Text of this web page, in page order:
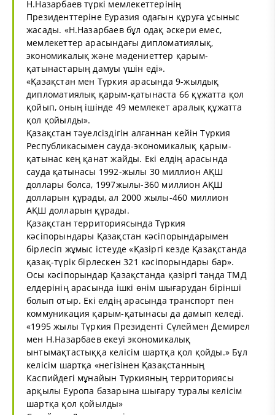
Н.Назарбаев түркі мемлекеттерінің
Президенттеріне Еуразия одағын құруға ұсыныс
жасады. «Н.Назарбаев бұл одақ әскери емес,
мемлекеттер арасындағы дипломатиялық,
экономикалық және мәдениеттер қарым-
қатынастарың дамуы үшін еді».
«Қазақстан мен Түркия арасында 9-жылдық
дипломатиялық қарым-қатынаста 66 құжатта қол
қойып, оның ішінде 49 мемлекет аралық құжатта
қол қойылды».
Қазақстан тәуелсіздігін алғаннан кейін Түркия
Республикасымен сауда-экономикалық қарым-
қатынас кең қанат жайды. Екі елдің арасында
сауда қатынасы 1992-жылы 30 миллион АҚШ
доллары болса, 1997жылы-360 миллион АҚШ
долларын құрады, ал 2000 жылы-460 миллион
АҚШ долларын құрады.
Қазақстан территориясында Түркия
кәсіпорындары Қазақстан кәсіпорындарымен
бірлесіп жұмыс істеуде «Қазіргі кезде Қазақстанда
қазақ-түрік бірлескен 321 кәсіпорындары бар».
Осы кәсіпорындар Қазақстанда қазіргі таңда ТМД
елдерінің арасында ішкі өнім шығарудан бірінші
болып отыр. Екі елдің арасында транспорт пен
коммуникация қарым-қатынасы да дамып келеді.
«1995 жылы Түркия Президенті Сүлеймен Демирел
мен Н.Назарбаев екеуі экономикалық
ынтымақтастыққа келісім шартқа қол қойды.» Бұл
келісім шартқа «негізінен Қазақстанның
Каспийдегі мұнайын Түркияның территориясы
арқылы Еуропа базарына шығару туралы келісім
шартқа қол қойылды»